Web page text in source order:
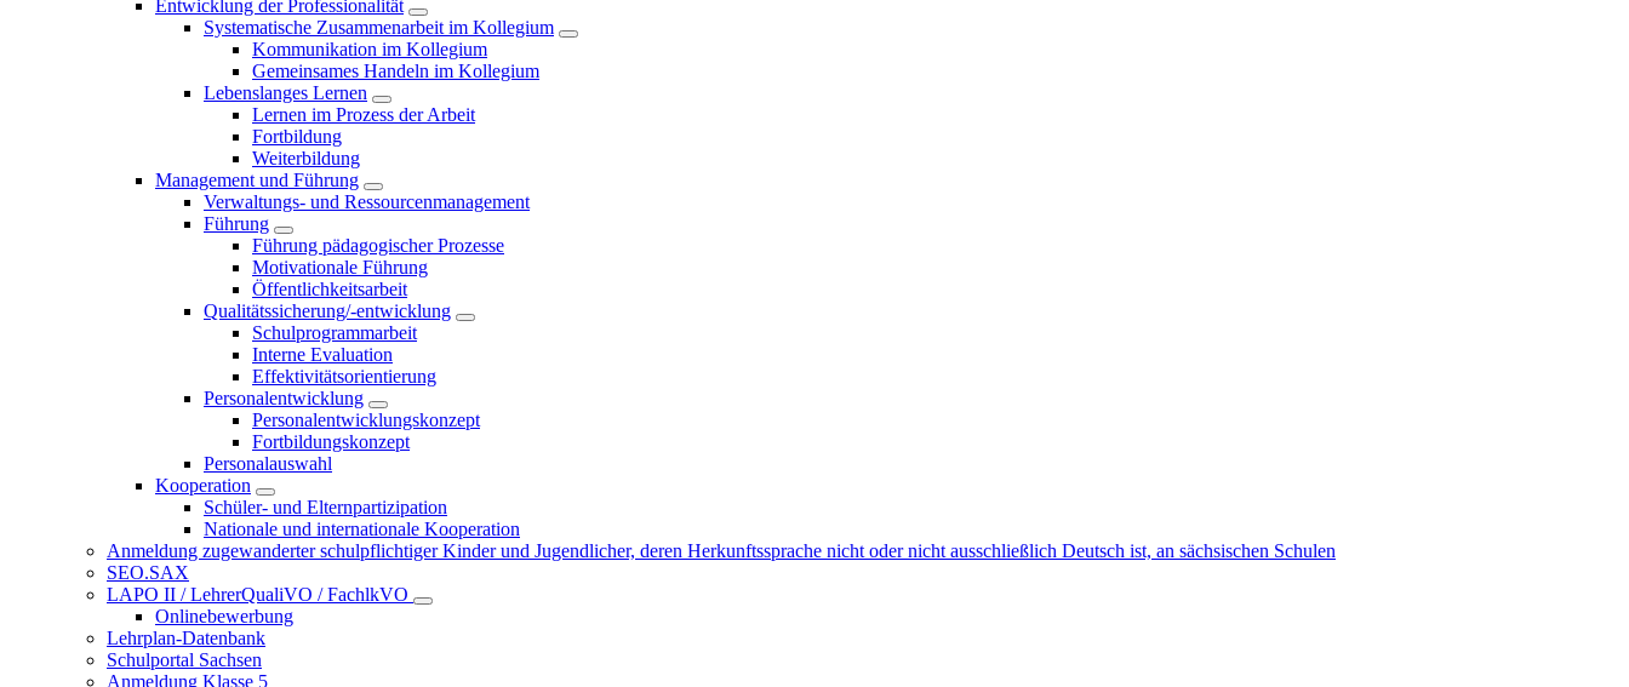
Entwicklung der Professionalität
Systematische Zusammenarbeit im Kollegium
Kommunikation im Kollegium
Gemeinsames Handeln im Kollegium
Lebenslanges Lernen
Lernen im Prozess der Arbeit
Fortbildung
Weiterbildung
Management und Führung
Verwaltungs- und Ressourcenmanagement
Führung
Führung pädagogischer Prozesse
Motivationale Führung
Öffentlichkeitsarbeit
Qualitätssicherung/-entwicklung
Schulprogrammarbeit
Interne Evaluation
Effektivitätsorientierung
Personalentwicklung
Personalentwicklungskonzept
Fortbildungskonzept
Personalauswahl
Kooperation
Schüler- und Elternpartizipation
Nationale und internationale Kooperation
Anmeldung zugewanderter schulpflichtiger Kinder und Jugendlicher, deren Herkunftssprache nicht oder nicht ausschließlich Deutsch ist, an sächsischen Schulen
SEO.SAX
LAPO II / LehrerQualiVO / FachlkVO
Onlinebewerbung
Lehrplan-Datenbank
Schulportal Sachsen
Anmeldung Klasse 5